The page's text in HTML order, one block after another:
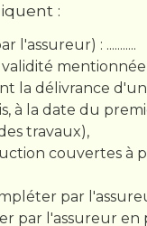
:
: ...........
mentionnée
la délivrance
à la date du
travaux),
couvertes à
par
par l'assureur en